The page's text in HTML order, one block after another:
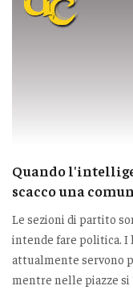
Quando
scacco una
Le sezioni di partito
intende fare politica. I
attualmente servono
mentre nelle piazze si